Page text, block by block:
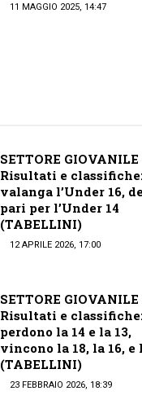
11 MAGGIO 2025, 14:47
SETTORE GIOVANILE
Risultati e
valanga l’Under 16,
pari per l’Under 14
(TABELLINI)
12 APRILE 2026, 17:00
SETTORE GIOVANILE
Risultati e
perdono la 14 e la 13,
vincono la 18, la 16, e
(TABELLINI)
23 FEBBRAIO 2026, 18:39